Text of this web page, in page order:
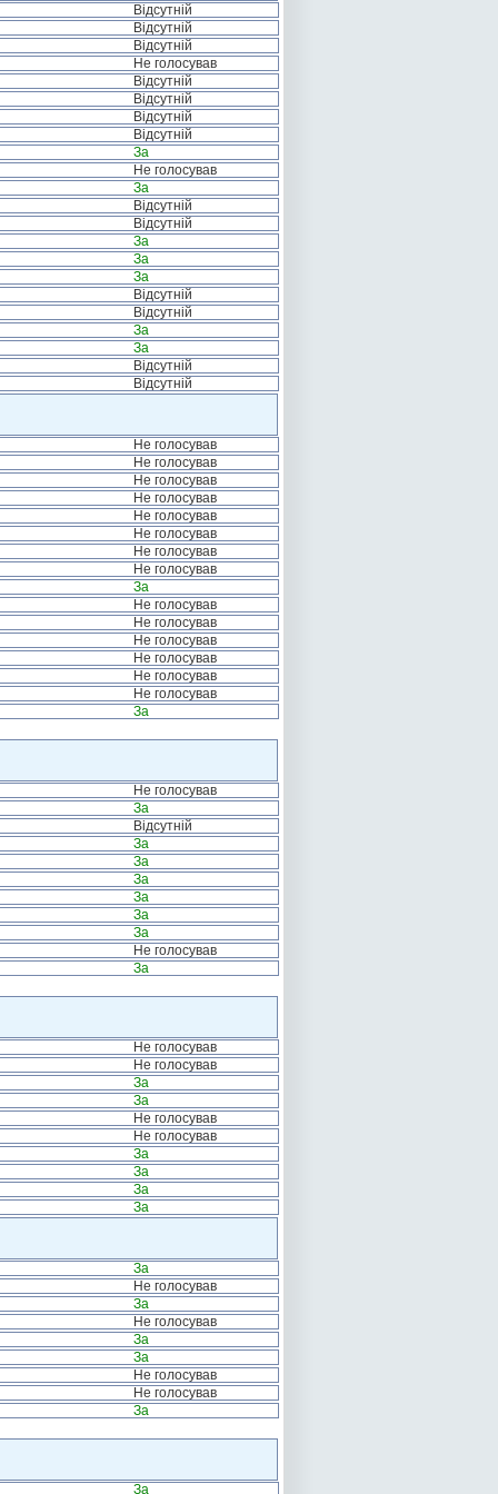
Відсутній
Відсутній
Відсутній
Не голосував
Відсутній
Відсутній
Відсутній
Відсутній
За
Не голосував
За
Відсутній
Відсутній
За
За
За
Відсутній
Відсутній
За
За
Відсутній
Відсутній
Не голосував
Не голосував
Не голосував
Не голосував
Не голосував
Не голосував
Не голосував
Не голосував
За
Не голосував
Не голосував
Не голосував
Не голосував
Не голосував
Не голосував
За
Не голосував
За
Відсутній
За
За
За
За
За
За
Не голосував
За
Не голосував
Не голосував
За
За
Не голосував
Не голосував
За
За
За
За
За
Не голосував
За
Не голосував
За
За
Не голосував
Не голосував
За
За